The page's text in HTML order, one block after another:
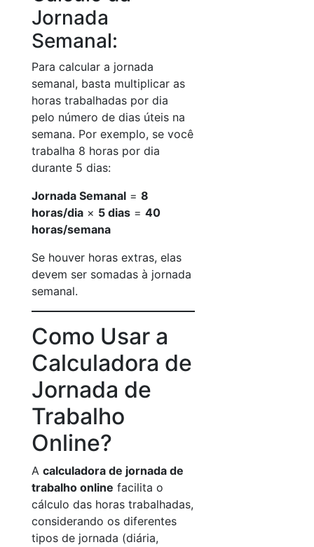
Jornada
Semanal:
Para calcular a jornada
semanal, basta multiplicar as
horas trabalhadas por dia
pelo número de dias úteis na
semana. Por exemplo, se você
trabalha 8 horas por dia
durante 5 dias:
Jornada Semanal = 8
horas/dia × 5 dias = 40
horas/semana
Se houver horas extras, elas
devem ser somadas à jornada
semanal.
Como Usar a
Calculadora de
Jornada de
Trabalho
Online?
A calculadora de jornada de
trabalho online facilita o
cálculo das horas trabalhadas,
considerando os diferentes
tipos de jornada (diária,